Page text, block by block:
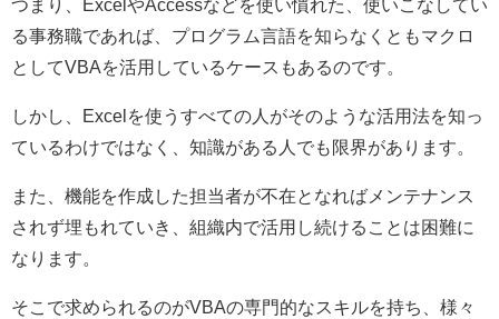
つまり、 Excel やAccessなどを使い慣れた、使いこなしてい
る事務職であれば、プログラム言語を知らなくともマクロ
としてVBAを活用しているケースもあるのです。
しかし、 Excel を使うすべての人がそのような活用法を知っ
ているわけではなく、知識がある人でも限界があります。
また、機能を作成した担当者が不在となればメンテナンス
されず埋もれていき、組織内で活用し続けることは困難に
なります。
そこで求められるのがVBAの専門的なスキルを持ち、様々